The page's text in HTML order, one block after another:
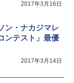
2017年3月16日
ン・ナカジマレ
ンテスト」最優
2017年3月14日